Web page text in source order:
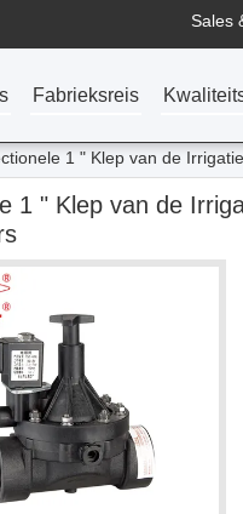
Sales
Fabrieksreis
1 " Klep van de
1 " Klep van de